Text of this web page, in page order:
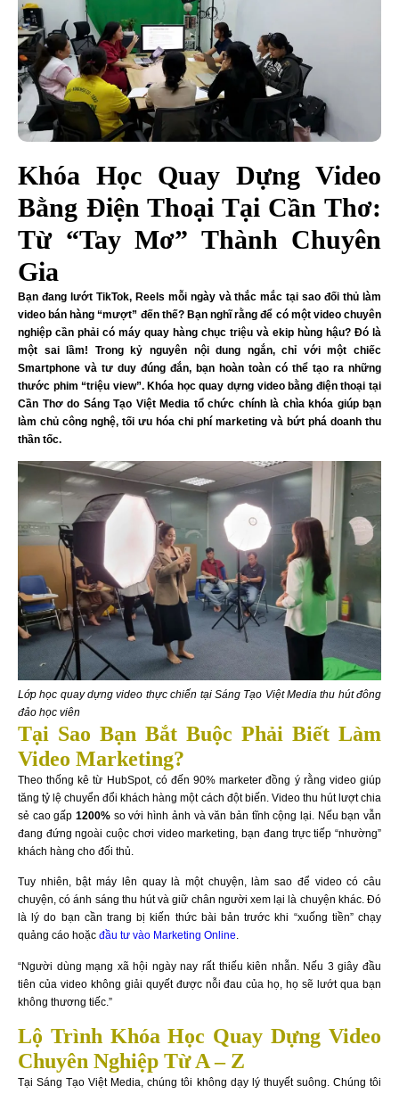
Khóa Học Quay Dựng Video
Bằng Điện Thoại Tại Cần Thơ:
Từ “Tay Mơ” Thành Chuyên
Gia
Bạn đang lướt TikTok, Reels mỗi ngày và thắc mắc tại sao đối thủ làm
video bán hàng “mượt” đến thế? Bạn nghĩ rằng để có một video chuyên
nghiệp cần phải có máy quay hàng chục triệu và ekip hùng hậu? Đó là
một sai lầm! Trong kỷ nguyên nội dung ngắn, chỉ với một chiếc
Smartphone và tư duy đúng đắn, bạn hoàn toàn có thể tạo ra những
thước phim “triệu view”. Khóa học quay dựng video bằng điện thoại tại
Cần Thơ do Sáng Tạo Việt Media tổ chức chính là chìa khóa giúp bạn
làm chủ công nghệ, tối ưu hóa chi phí marketing và bứt phá doanh thu
thần tốc.
Lớp học quay dựng video thực chiến tại Sáng Tạo Việt Media thu hút đông
đảo học viên
Tại Sao Bạn Bắt Buộc Phải Biết Làm
Video Marketing?
Theo thống kê từ HubSpot, có đến 90% marketer đồng ý rằng video giúp
tăng tỷ lệ chuyển đổi khách hàng một cách đột biến. Video thu hút lượt chia
sẻ cao gấp1200% so với hình ảnh và văn bản tĩnh cộng lại. Nếu bạn vẫn
đang đứng ngoài cuộc chơi video marketing, bạn đang trực tiếp “nhường”
khách hàng cho đối thủ.
Tuy nhiên, bật máy lên quay là một chuyện, làm sao để video có câu
chuyện, có ánh sáng thu hút và giữ chân người xem lại là chuyện khác. Đó
là lý do bạn cần trang bị kiến thức bài bản trước khi “xuống tiền” chạy
quảng cáo hoặc đầu tư vào Marketing Online.
“Người dùng mạng xã hội ngày nay rất thiếu kiên nhẫn. Nếu 3 giây đầu
tiên của video không giải quyết được nỗi đau của họ, họ sẽ lướt qua bạn
không thương tiếc.”
Lộ Trình Khóa Học Quay Dựng Video
Chuyên Nghiệp Từ A – Z
Tại Sáng Tạo Việt Media, chúng tôi không dạy lý thuyết suông. Chúng tôi